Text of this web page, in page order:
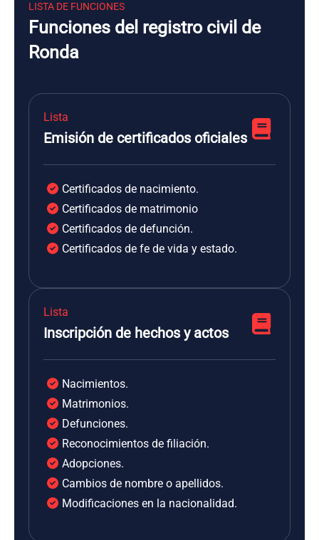
LISTA DE FUNCIONES
Funciones del registro civil de
Ronda
Lista
Emisión de certificados oficiales
Certificados de nacimiento.
Certificados de matrimonio
Certificados de defunción.
Certificados de fe de vida y estado.
Lista
Inscripción de hechos y actos
Nacimientos.
Matrimonios.
Defunciones.
Reconocimientos de filiación.
Adopciones.
Cambios de nombre o apellidos.
Modificaciones en la nacionalidad.